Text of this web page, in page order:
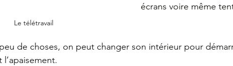
Le télétravail
écrans voire même
de choses, on peut changer son intérieur pour